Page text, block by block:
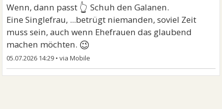
Wenn, dann passt 👆 Schuh den Galanen.
Eine Singlefrau, ...betrügt niemanden, soviel Zeit
muss sein, auch wenn Ehefrauen das glaubend
machen möchten. 😉
05.07.2026 14:29 •